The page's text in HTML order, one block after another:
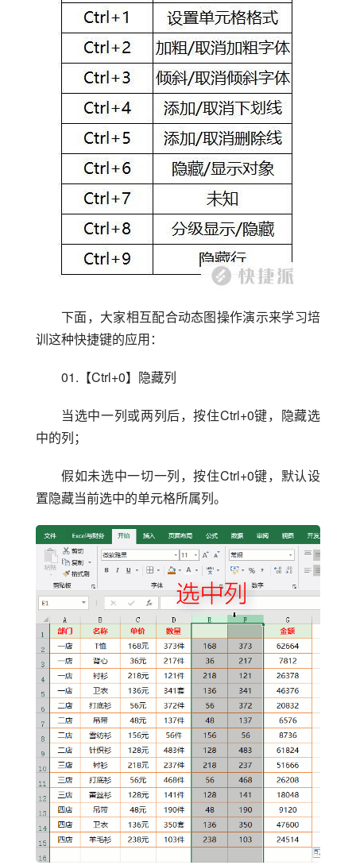
下面，大家相互配合动态图操作演示来学习培
训这种快捷键的应用：
01.【Ctrl+0】隐藏列
当选中一列或两列后，按住Ctrl+0键，隐藏选
中的列；
假如未选中一切一列，按住Ctrl+0键，默认设
置隐藏当前选中的单元格所属列。